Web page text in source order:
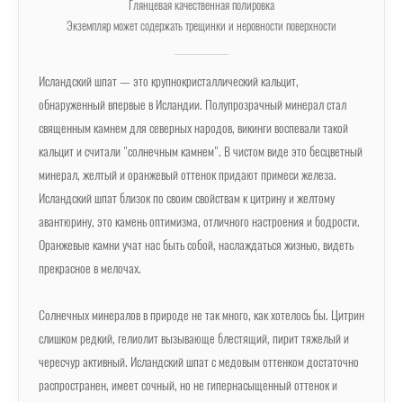
Глянцевая качественная полировка
Экземпляр может содержать трещинки и неровности поверхности
Исландский шпат — это крупнокристаллический кальцит,
обнаруженный впервые в Исландии. Полупрозрачный минерал стал
священным камнем для северных народов, викинги воспевали такой
кальцит и считали "солнечным камнем". В чистом виде это бесцветный
минерал, желтый и оранжевый оттенок придают примеси железа.
Исландский шпат близок по своим свойствам к цитрину и желтому
авантюрину, это камень оптимизма, отличного настроения и бодрости.
Оранжевые камни учат нас быть собой, наслаждаться жизнью, видеть
прекрасное в мелочах.
Солнечных минералов в природе не так много, как хотелось бы. Цитрин
слишком редкий, гелиолит вызывающе блестящий, пирит тяжелый и
чересчур активный. Исландский шпат с медовым оттенком достаточно
распространен, имеет сочный, но не гипернасыщенный оттенок и